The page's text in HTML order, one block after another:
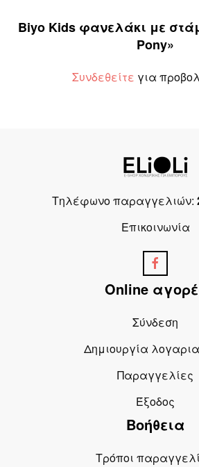
Biyo Kids φανελάκι με
Pony»
Συνδεθείτε για
Τηλέφωνο παραγγελιών:
Επικοινωνία
Online
Σύνδεση
Δημιουργία
Παραγγελίες
Έξοδος
Βοήθεια
Τρόποι